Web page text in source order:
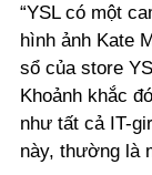
“YSL có một
hình ảnh Kate
sổ của store
Khoảnh khắc
như tất cả IT-
này, thường là